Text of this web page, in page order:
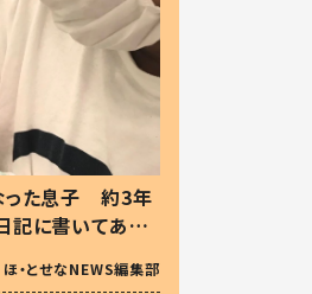
った息子 約3年
記に書いてあっ
ほ・とせなNEWS編集部